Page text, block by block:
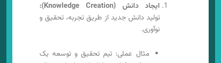
ایجاد دانش (Knowledge Creation):
تولید دانش جدید از طریق تجربه، تحقیق و
نوآوری.
مثال عملی: تیم تحقیق و توسعه یک